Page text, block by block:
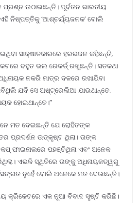
ପ୍ରଶ୍ନ ଉଠାଇଛନ୍ତି। ପୂର୍ବତନ ଭାରତୀୟ
ନିଷ୍ପତ୍ତିକୁ ‘ଆଶ୍ଚର୍ଯ୍ୟଜନକ’ ବୋଲି
ସାକ୍ଷାତକାରରେ ହରଭଜନ କହିଛନ୍ତି,
ବହୁତ ଭଲ ରେକର୍ଡ୍ ରଖୁଛନ୍ତି। ସତକଥା
ନକରି ମାତ୍ର ଦଳରେ ରଖାଯିବା
ଯଦି ସେ ଅଷ୍ଟ୍ରେଲିଆ ଯାଉଥାନ୍ତେ,
ହୋଇଥାନ୍ତେ।”
ମତ ଦେଇଛନ୍ତି ଯେ ରୋହିତଙ୍କ
ପ୍ରଦର୍ଶନ ଉତ୍କୃଷ୍ଟ ଥିଲା। ତାଙ୍କ
ଫାଇନାଲରେ ପହଞ୍ଚିଥିଲା ଏବଂ ଅନେକ
ଏଭଳି ସ୍ଥିତିରେ ତାଙ୍କୁ ଅଧିନାୟକତ୍ୱରୁ
ନୁହେଁ ବୋଲି ଅନେକେ ମତ ଦେଉଛନ୍ତି।
କ୍ରିକେଟରେ ଏକ ନୂଆ ବିବାଦ ସୃଷ୍ଟି କରିଛି।